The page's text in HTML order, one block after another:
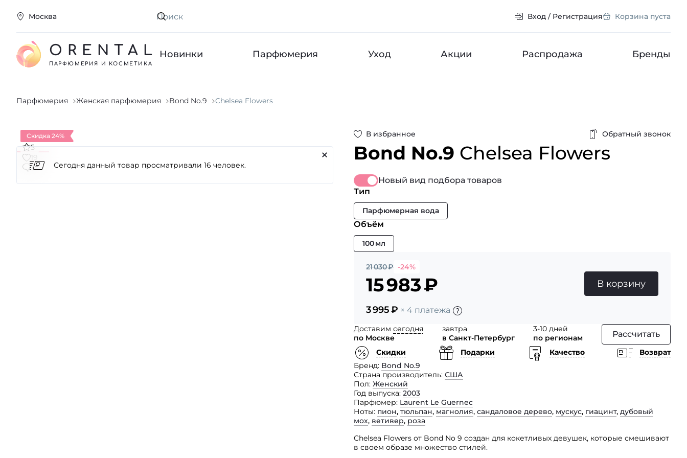
Москва Искать Вход / Регистрация Корзина пуста
ORENTAL
ПАРФЮМЕРИЯ И КОСМЕТИКА
Новинки Парфюмерия Уход Акции Распродажа Бренды
Парфюмерия Женская парфюмерия Bond No.9 Chelsea Flowers
В избранное Обратный звонок
Bond No.9 Chelsea Flowers
Скидка 24%
5
19
3
Новый вид подбора товаров
Тип
Парфюмерная вода
Объём
100 мл
21 030₽ -24%
15 983₽
3 995₽ × 4 платежа
В корзину
Доставим сегодня
по Москве
завтра
в Санкт-Петербург
3-10 дней
по регионам
Рассчитать
Скидки Подарки Качество
Возврат
Бренд Bond No.9
Страна производитель США
Пол Женский
Год выпуска 2003
Парфюмер Laurent Le Guernec
Ноты пион, тюльпан, магнолия, сандаловое дерево, мускус, гиацинт, дубовый
мох, ветивер, роза
Chelsea Flowers от Bond No 9 создан для кокетливых девушек, которые смешивают
в своем образе множество стилей.